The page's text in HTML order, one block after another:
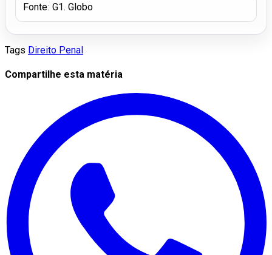
Fonte: G1. Globo
Tags Direito Penal
Compartilhe esta matéria